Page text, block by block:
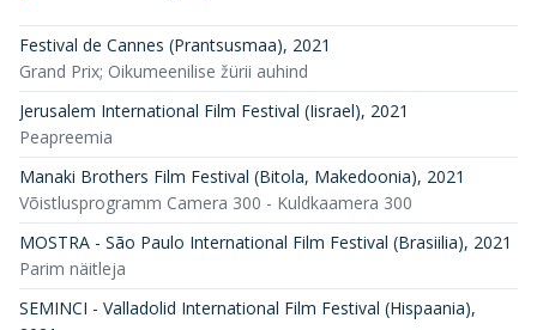
Festival de Cannes (Prantsusmaa), 2021
Grand Prix; Oikumeenilise žürii auhind
Jerusalem International Film Festival (Iisrael), 2021
Peapreemia
Manaki Brothers Film Festival (Bitola, Makedoonia), 2021
Võistlusprogramm Camera 300 - Kuldkaamera 300
MOSTRA - São Paulo International Film Festival (Brasiilia), 2021
Parim näitleja
SEMINCI - Valladolid International Film Festival (Hispaania),